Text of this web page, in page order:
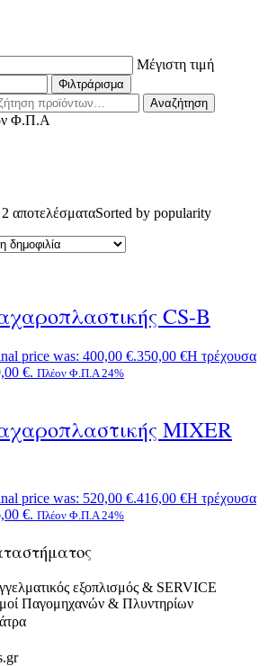
Μέγιστη τιμή
Φιλτράρισμα
Αναζήτηση
Φ.Π.Α
αποτελέσματαSorted by popularity
CS-B
price was: 400,00 €.350,00 €Η τρέχουσα
€. Πλέον Φ.Π.Α 24%
MIXER
price was: 520,00 €.416,00 €Η τρέχουσα
€. Πλέον Φ.Π.Α 24%
εξοπλισμός & SERVICE
Παγομηχανών & Πλυντηρίων